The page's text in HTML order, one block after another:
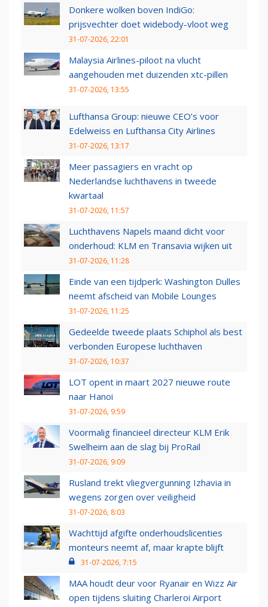
Donkere wolken boven IndiGo:
prijsvechter doet widebody-vloot weg
31-07-2026, 22:01
Malaysia Airlines-piloot na vlucht
aangehouden met duizenden xtc-pillen
31-07-2026, 13:55
Lufthansa Group: nieuwe CEO’s voor
Edelweiss en Lufthansa City Airlines
31-07-2026, 13:17
Meer passagiers en vracht op
Nederlandse luchthavens in tweede
kwartaal
31-07-2026, 11:57
Luchthavens Napels maand dicht voor
onderhoud: KLM en Transavia wijken uit
31-07-2026, 11:28
Einde van een tijdperk: Washington Dulles
neemt afscheid van Mobile Lounges
31-07-2026, 11:25
Gedeelde tweede plaats Schiphol als best
verbonden Europese luchthaven
31-07-2026, 10:37
LOT opent in maart 2027 nieuwe route
naar Hanoi
31-07-2026, 9:59
Voormalig financieel directeur KLM Erik
Swelheim aan de slag bij ProRail
31-07-2026, 9:09
Rusland trekt vliegvergunning Izhavia in
wegens zorgen over veiligheid
31-07-2026, 8:03
Wachttijd afgifte onderhoudslicenties
monteurs neemt af, maar krapte blijft
31-07-2026, 7:15
MAA houdt deur voor Ryanair en Wizz Air
open tijdens sluiting Charleroi Airport